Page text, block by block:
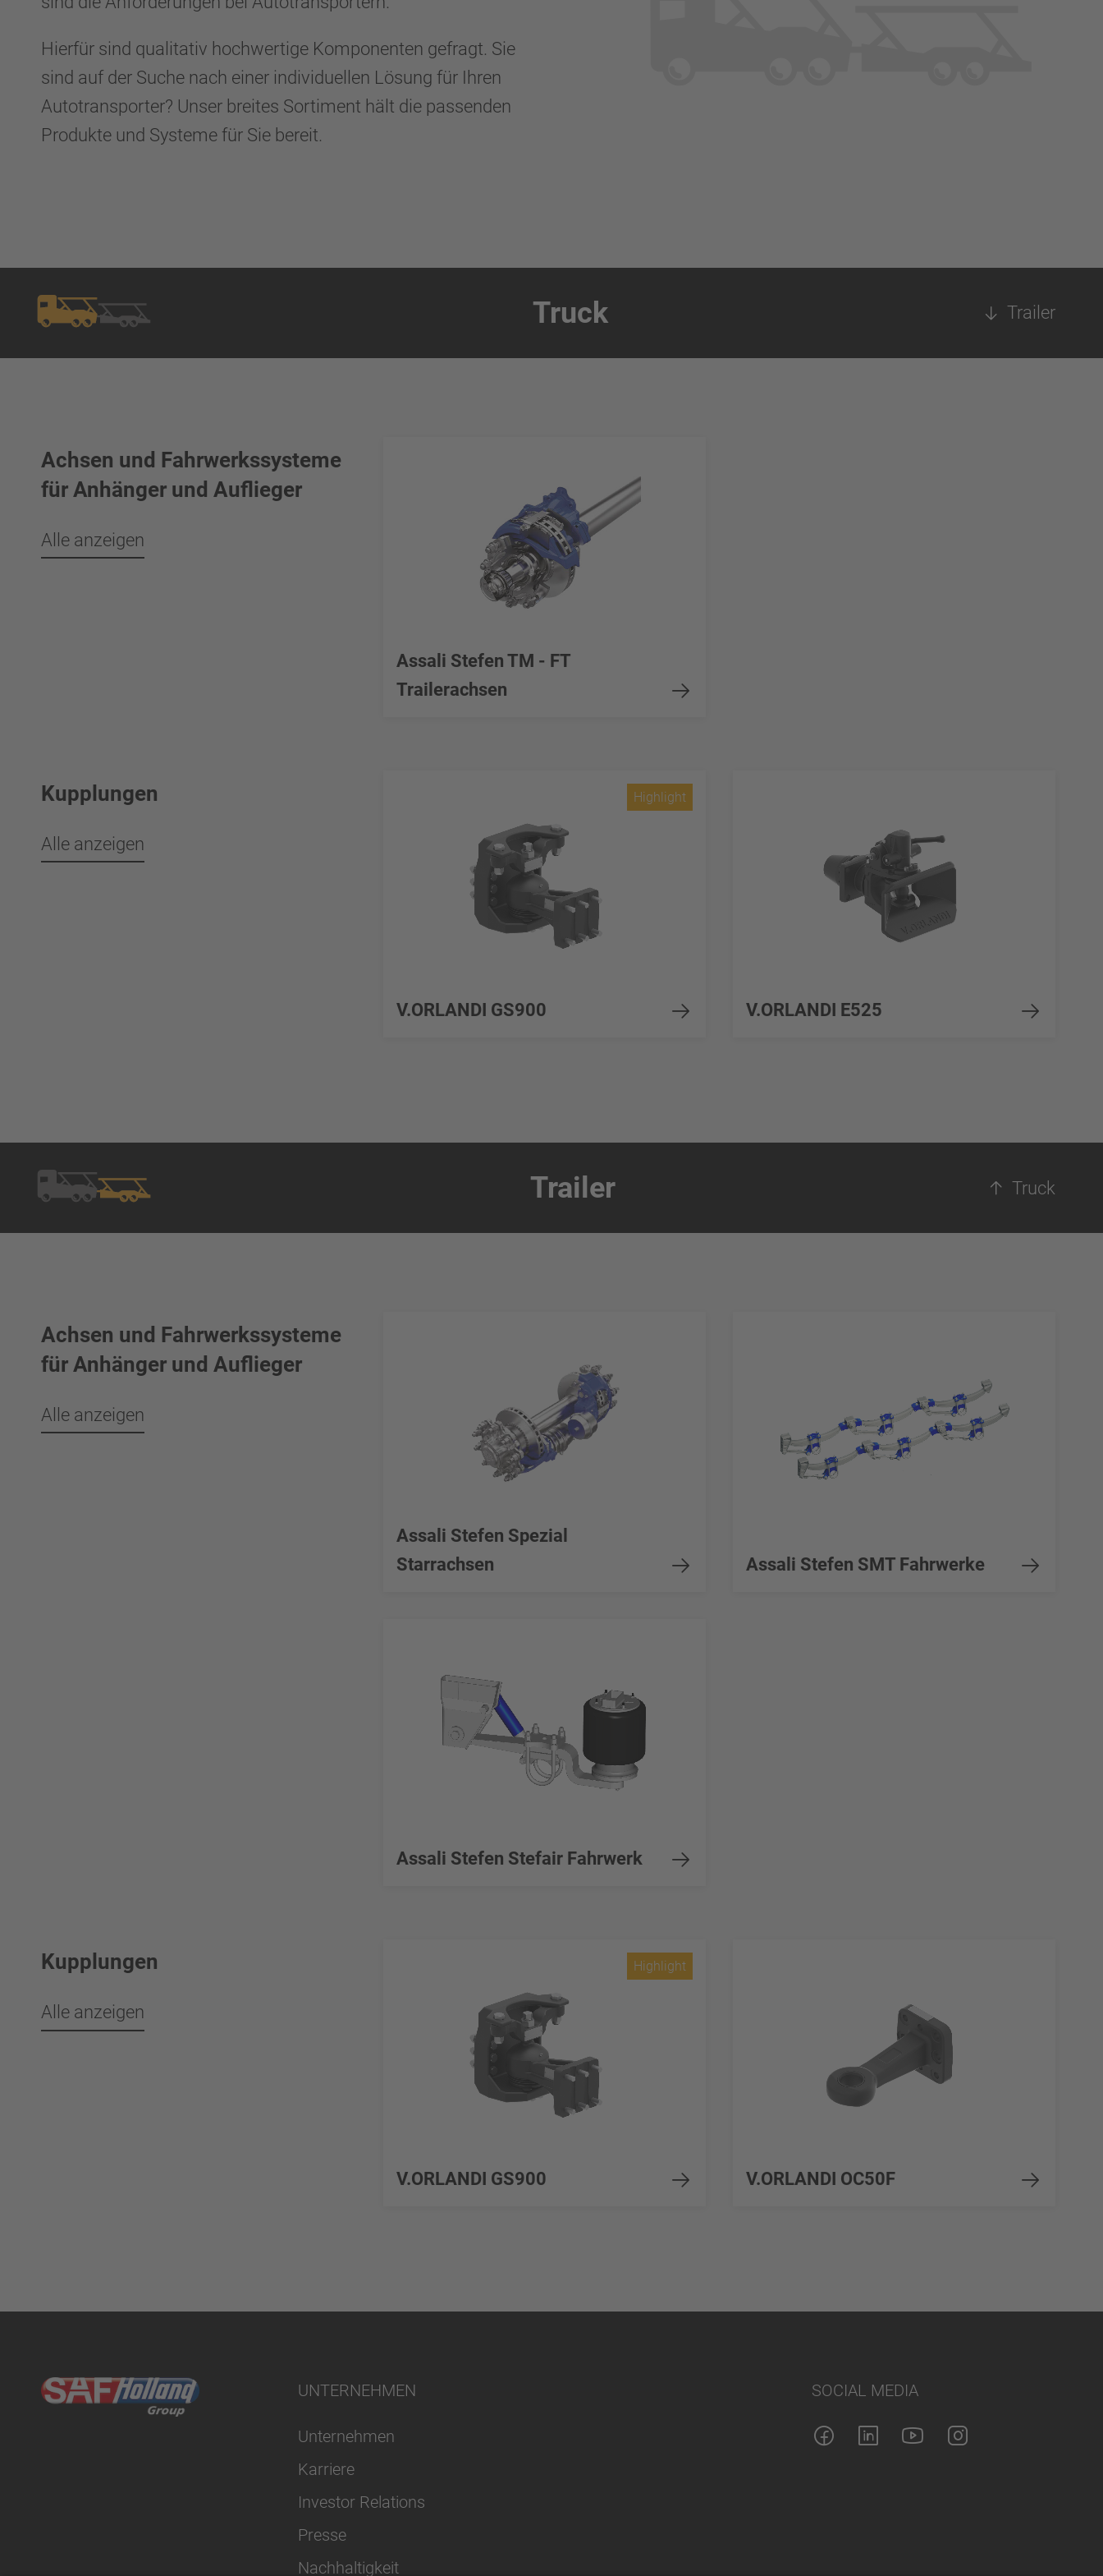
Hierfür sind qualitativ hochwertige Komponenten gefragt. Sie
sind auf der Suche nach einer individuellen Lösung für Ihren
Autotransporter? Unser breites Sortiment hält die passenden
Produkte und Systeme für Sie bereit.
Truck Trailer
Achsen und Fahrwerkssysteme
für Anhänger und Auflieger
Alle anzeigen
Assali Stefen TM - FT
Trailerachsen
Kupplungen
Alle anzeigen
V.ORLANDI GS900
Highlight
V.ORLANDI E525
Trailer Truck
Achsen und Fahrwerkssysteme
für Anhänger und Auflieger
Alle anzeigen
Assali Stefen Spezial
Starrachsen
Assali Stefen SMT Fahrwerke
Assali Stefen Stefair Fahrwerk
Kupplungen
Alle anzeigen
V.ORLANDI GS900
Highlight
V.ORLANDI OC50F
UNTERNEHMEN
Unternehmen
Karriere
Investor Relations
Presse
Nachhaltigkeit
SOCIAL MEDIA